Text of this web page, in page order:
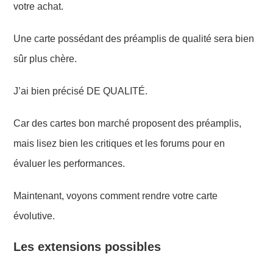
votre achat.
Une carte possédant des préamplis de qualité sera bien
sûr plus chère.
J’ai bien précisé DE QUALITÉ.
Car des cartes bon marché proposent des préamplis,
mais lisez bien les critiques et les forums pour en
évaluer les performances.
Maintenant, voyons comment rendre votre carte
évolutive.
Les extensions possibles